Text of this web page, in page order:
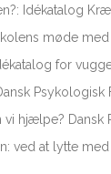
Idékatalog
møde
for
Psykologisk
vi hjælpe? Dansk
ved at lytte